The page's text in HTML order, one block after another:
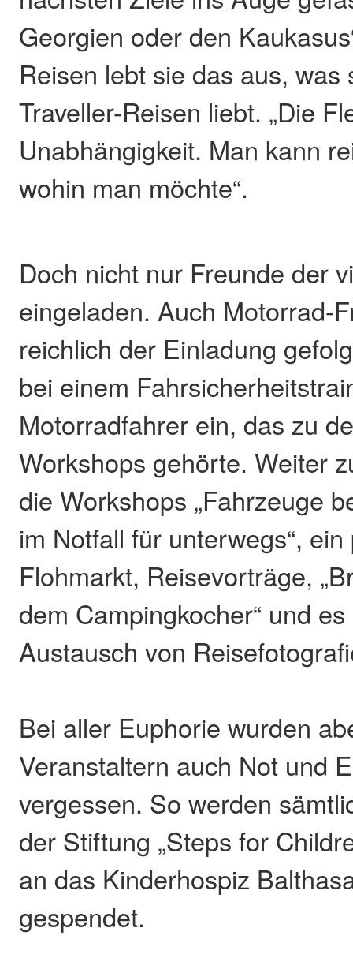
Georgien oder den
Reisen lebt sie das aus, was
Traveller-Reisen liebt. „Die
Unabhängigkeit. Man kann
wohin man möchte“.
Doch nicht nur Freunde der
eingeladen. Auch Motorrad-
reichlich der Einladung
bei einem
Motorradfahrer ein, das zu
Workshops gehörte. Weiter
die Workshops „Fahrzeuge
im Notfall für unterwegs“,
Flohmarkt, Reisevorträge,
dem Campingkocher“ und
Austausch von
Bei aller Euphorie wurden
Veranstaltern auch Not und
vergessen. So werden
der Stiftung „Steps for
an das Kinderhospiz
gespendet.